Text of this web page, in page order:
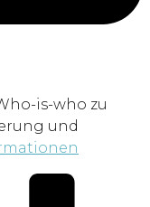
is-who zu
und